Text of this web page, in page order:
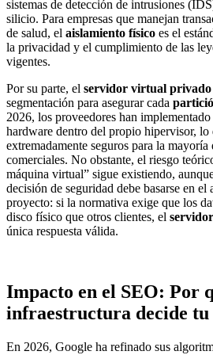
sistemas de detección de intrusiones
silicio. Para empresas que manejan
de salud, el aislamiento físico es el
la privacidad y el cumplimiento de las
vigentes.
Por su parte, el servidor virtual privado
segmentación para asegurar cada
2026, los proveedores han implementado
hardware dentro del propio hipervisor, lo
extremadamente seguros para la
comerciales. No obstante, el riesgo
máquina virtual” sigue existiendo,
decisión de seguridad debe basarse en el
proyecto: si la normativa exige que los
disco físico que otros clientes, el
única respuesta válida.
Impacto en el SEO: Por
infraestructura decide tu
En 2026, Google ha refinado sus